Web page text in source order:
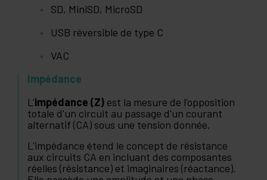
SD, MiniSD, MicroSD
USB réversible de type C
VAC
Impédance
L'impédance (Z) est la mesure de l'opposition
totale d'un circuit au passage d'un courant
alternatif (CA) sous une tension donnée.
L'impédance étend le concept de résistance
aux circuits CA en incluant des composantes
réelles (résistance) et imaginaires (réactance).